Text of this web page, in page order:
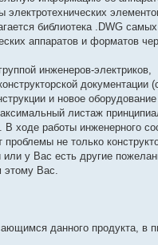
библиотека .DWG самых
аппаратов и форматов
инженеров-электриков,
и новое
листаж
ходе работы инженерного
проблемы не только
у Вас есть другие
этому Вас.
данного продукта, в